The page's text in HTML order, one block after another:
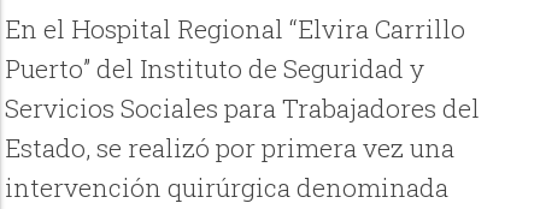
En el Hospital Regional “Elvira Carrillo
Puerto” del Instituto de Seguridad y
Servicios Sociales para Trabajadores del
Estado, se realizó por primera vez una
intervención quirúrgica denominada